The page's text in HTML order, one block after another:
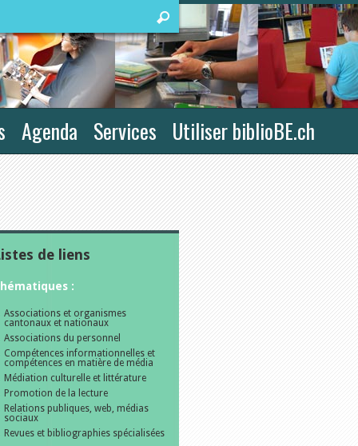
Agenda Services Utiliser biblioBE.ch
de liens
:
Associations et organismes
cantonaux et nationaux
Associations du personnel
Compétences informationnelles et
compétences en matière de média
Médiation culturelle et littérature
Promotion de la lecture
Relations publiques, web, médias
sociaux
Revues et bibliographies spécialisées